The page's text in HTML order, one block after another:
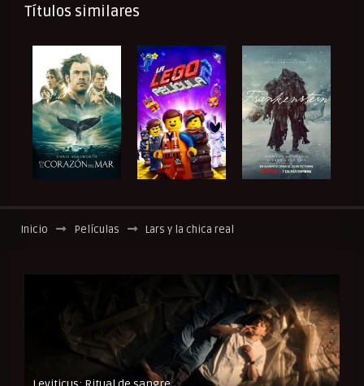
Títulos similares
Inicio Películas Lars y la chica real